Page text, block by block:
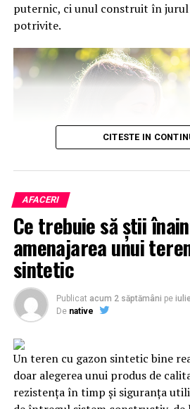
puternic, ci unul construit în
potrivite.
Ce ingrediente sunt ideale într-
Parfumierii aleg, de regulă,
prospețime, energie și
printre cele mai populare note ale
oferă o senzație imediată de
frumos în contact cu pielea
Lime-ul
adesea completate de note verzi,
ingrediente lemnoase moderne,
fără a încărca parfumul.
CITESTE IN
AFACERI
Ce trebuie să știi
amenajarea unui
sintetic
Publicat acum 2 săptămâni pe
De native
Un teren cu gazon sintetic bine
doar alegerea unui produs de
rezistența în timp și siguranța